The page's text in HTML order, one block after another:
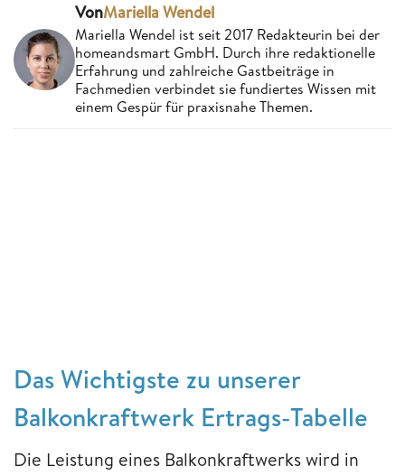
VonMariella Wendel
Mariella Wendel ist seit 2017 Redakteurin bei der
homeandsmart GmbH. Durch ihre redaktionelle
Erfahrung und zahlreiche Gastbeiträge in
Fachmedien verbindet sie fundiertes Wissen mit
einem Gespür für praxisnahe Themen.
Das Wichtigste zu unserer
Balkonkraftwerk Ertrags-Tabelle
Die Leistung eines Balkonkraftwerks wird in